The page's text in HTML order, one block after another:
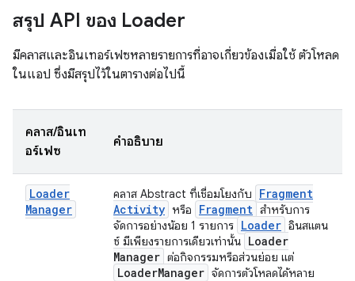
สรุป API ของ Loader
มีคลาสและอินเทอร์เฟซหลายรายการที่อาจเกี่ยวข้องเมื่อใช้ ตัวโหลด
ในแอป ซึ่งมีสรุปไว้ในตารางต่อไปนี้
คลาส/อินเท
อร์เฟซ
คำอธิบาย
Loader
Manager
คลาส Abstract ที่เชื่อมโยงกับ
Fragment
Activity หรือ Fragment สำหรับการ
จัดการอย่างน้อย 1 รายการ Loader อินสแตน
ซ์ มีเพียงรายการเดียวเท่านั้น Loader
Manager ต่อกิจกรรมหรือส่วนย่อย แต่
LoaderManager จัดการตัวโหลดได้หลาย